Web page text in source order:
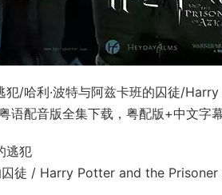
犯/哈利·波特与阿兹卡班的囚徒/
语配音版全集下载，粤配版+中文字
逃犯
囚徒 / Harry Potter and the